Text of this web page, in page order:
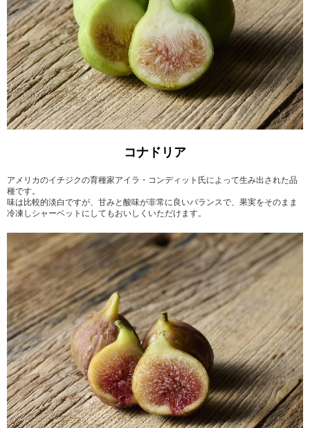
コナドリア
アメリカのイチジクの育種家アイラ・コンディット氏によって生み出された品
種です。
味は比較的淡白ですが、甘みと酸味が非常に良いバランスで、果実をそのまま
冷凍しシャーベットにしてもおいしくいただけます。